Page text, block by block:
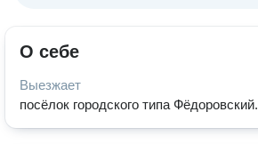
О себе
Выезжает
посёлок городского типа Фёдоровский.